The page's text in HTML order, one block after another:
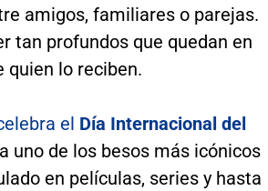
amigos, familiares o parejas.
tan profundos que quedan en
quien lo reciben.
el Día Internacional del
uno de los besos más icónicos
en películas, series y hasta